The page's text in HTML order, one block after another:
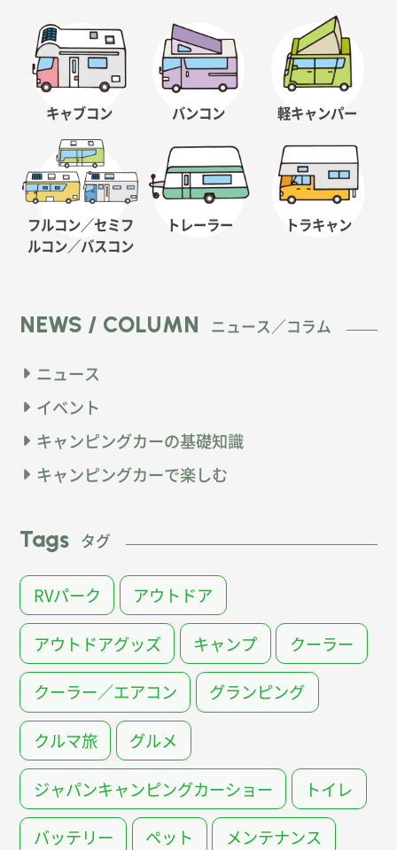
キャブコン バンコン 軽キャンパー
フルコン／セミフ
ルコン／バスコン
トレーラー トラキャン
NEWS / COLUMN ニュース／コラム
ニュース
イベント
キャンピングカーの基礎知識
キャンピングカーで楽しむ
Tags タグ
RVパーク アウトドア
アウトドアグッズ キャンプ クーラー
クーラー／エアコン グランピング
クルマ旅 グルメ
ジャパンキャンピングカーショー トイレ
バッテリー ペット メンテナンス